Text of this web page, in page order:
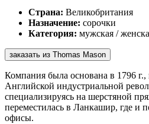
Страна: Великобритания
Назначение: сорочки
Категория: мужская /
заказать из Thomas Mason
Компания была основана в 1796 г.,
Английской индустриальной
специализируясь на шерстяной
переместилась в Ланкашир, где и
офисы.